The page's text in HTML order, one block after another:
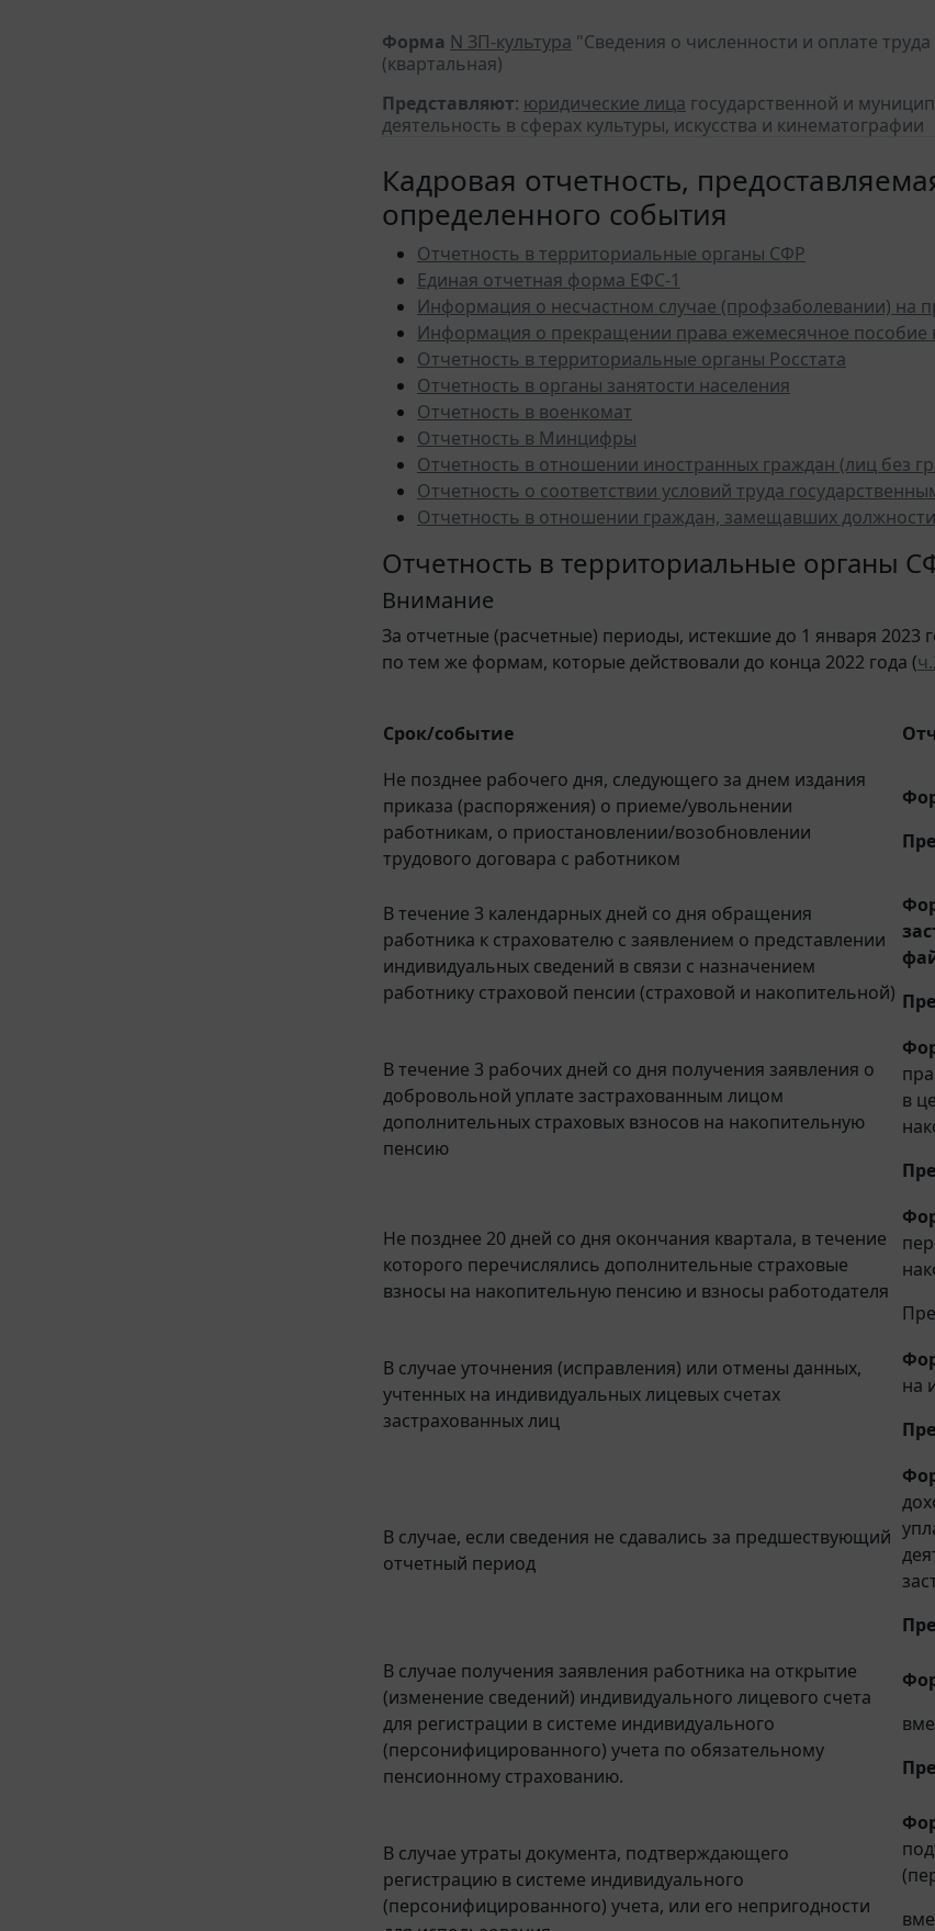
Форма N ЗП-культура "Сведения о численности и оплате
(квартальная)
Представляют: юридические лица государственной и
деятельность в сферах культуры, искусства и кинематографии
Кадровая отчетность,
определенного события
Отчетность в территориальные органы СФР
Единая отчетная форма ЕФС-1
Информация о несчастном случае (профзаболевании) на
Информация о прекращении права ежемесячное пособие
Отчетность в территориальные органы Росстата
Отчетность в органы занятости населения
Отчетность в военкомат
Отчетность в Минцифры
Отчетность в отношении иностранных граждан (лиц без
Отчетность о соответствии условий труда
Отчетность в отношении граждан, замещавших
Отчетность в территориальные органы
Внимание
За отчетные (расчетные) периоды, истекшие до 1 января
по тем же формам, которые действовали до конца 2022 года (
Срок/событие
Не позднее рабочего дня, следующего за днем издания
приказа (распоряжения) о приеме/увольнении
работникам, о приостановлении/возобновлении
трудового договара с работником
В течение 3 календарных дней со дня обращения
работника к страхователю с заявлением о представлении
индивидуальных сведений в связи с назначением
работнику страховой пенсии (страховой и накопительной)
В течение 3 рабочих дней со дня получения заявления о
добровольной уплате застрахованным лицом
дополнительных страховых взносов на накопительную
пенсию
в
Не позднее 20 дней со дня окончания квартала, в течение
которого перечислялись дополнительные страховые
взносы на накопительную пенсию и взносы работодателя
В случае уточнения (исправления) или отмены данных,
учтенных на индивидуальных лицевых счетах
застрахованных лиц
на
В случае, если сведения не сдавались за предшествующий
отчетный период
В случае получения заявления работника на открытие
(изменение сведений) индивидуального лицевого счета
для регистрации в системе индивидуального
(персонифицированного) учета по обязательному
пенсионному страхованию.
В случае утраты документа, подтверждающего
регистрацию в системе индивидуального
(персонифицированного) учета, или его непригодности